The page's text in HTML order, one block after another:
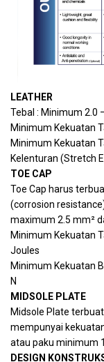
LEATHER
Tebal : Minimum 2.0
Minimum Kekuatan
Minimum Kekuatan
Kelenturan (Stretch
TOE CAP
Toe Cap harus
(corrosion
maximum 2.5 mm²
Minimum Kekuatan
Joules
Minimum Kekuatan
N
MIDSOLE PLATE
Midsole Plate
mempunyai
atau paku minimum
DESIGN